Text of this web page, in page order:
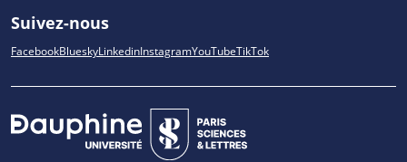
Suivez-nous
FacebookBlueskyLinkedinInstagramYouTubeTikTok